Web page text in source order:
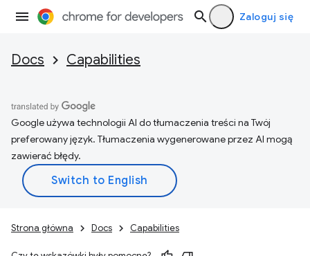
Zaloguj się
Docs Capabilities
Google używa technologii AI do tłumaczenia treści na Twój
preferowany język. Tłumaczenia wygenerowane przez AI mogą
zawierać błędy.
Strona główna Docs Capabilities